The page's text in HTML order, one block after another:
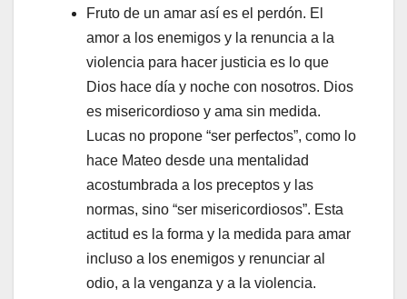
Fruto de un amar así es el perdón. El
amor a los enemigos y la renuncia a la
violencia para hacer justicia es lo que
Dios hace día y noche con nosotros. Dios
es misericordioso y ama sin medida.
Lucas no propone “ser perfectos”, como lo
hace Mateo desde una mentalidad
acostumbrada a los preceptos y las
normas, sino “ser misericordiosos”. Esta
actitud es la forma y la medida para amar
incluso a los enemigos y renunciar al
odio, a la venganza y a la violencia.